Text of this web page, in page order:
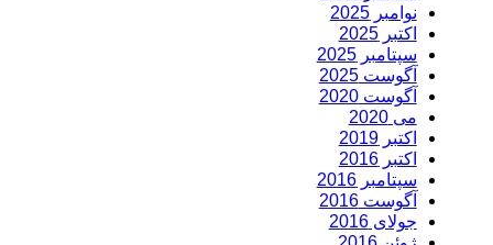
نوامبر 2025
اکتبر 2025
سپتامبر 2025
آگوست 2025
آگوست 2020
می 2020
اکتبر 2019
اکتبر 2016
سپتامبر 2016
آگوست 2016
جولای 2016